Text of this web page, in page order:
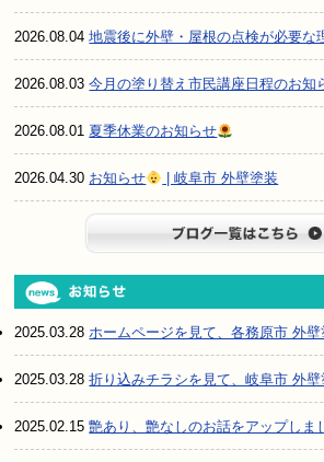
2026.08.04地震後に外壁・屋根の点検が必要な
2026.08.03今月の塗り替え市民講座日程のお知
2026.08.01 夏季休業のお知らせ
2026.04.30 お知らせ | 岐阜市 外壁塗装
2025.03.28ホームページを見て、各務原市 外
2025.03.28折り込みチラシを見て、岐阜市 外
2025.02.15艶あり、艶なしのお話をアップしま